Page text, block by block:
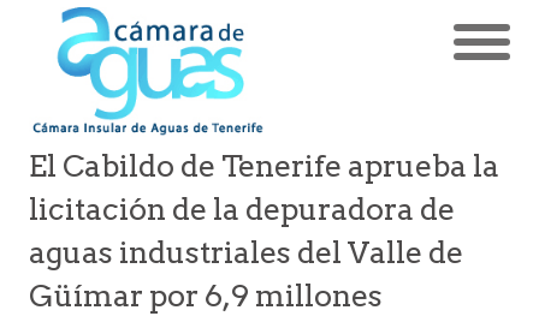
El Cabildo de Tenerife aprueba la
licitación de la depuradora de
aguas industriales del Valle de
Güímar por 6,9 millones